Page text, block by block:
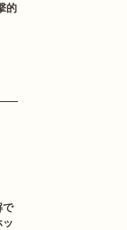
的
で